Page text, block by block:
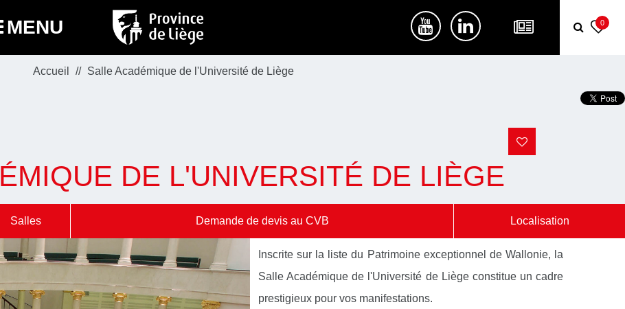
MENU 0
Accueil Salle Académique de l'Université de Liège
DE L'UNIVERSITÉ DE LIÈGE
Salles Demande de devis au CVB Localisation
Inscrite sur la liste du Patrimoine exceptionnel de Wallonie, la
Salle Académique de l'Université de Liège constitue un cadre
prestigieux pour vos manifestations.